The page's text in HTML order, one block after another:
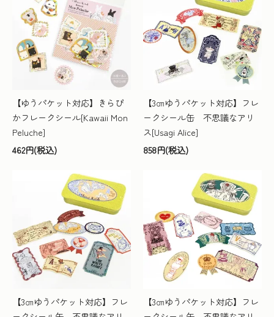
【ゆうパケット対応】きらぴ
かフレークシール[Kawaii Mon
Peluche]
462円(税込)
【3㎝ゆうパケット対応】フレ
ークシール缶 不思議なアリ
ス[Usagi Alice]
858円(税込)
【3㎝ゆうパケット対応】フレ
【3㎝ゆうパケット対応】フレ